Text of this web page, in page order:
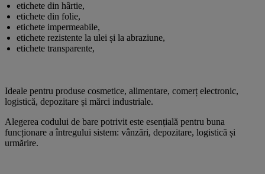
etichete din hârtie,
etichete din folie,
etichete impermeabile,
etichete rezistente la ulei și la abraziune,
etichete transparente,
Ideale pentru produse cosmetice, alimentare, comerț electronic,
logistică, depozitare și mărci industriale.
Alegerea codului de bare potrivit este esențială pentru buna
funcționare a întregului sistem: vânzări, depozitare, logistică și
urmărire.